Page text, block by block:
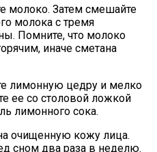
молоко. Затем смешайте
молока с тремя
Помните, что молоко
иначе сметана
лимонную цедру и мелко
ее со столовой ложкой
лимонного сока.
очищенную кожу лица.
сном два раза в неделю.